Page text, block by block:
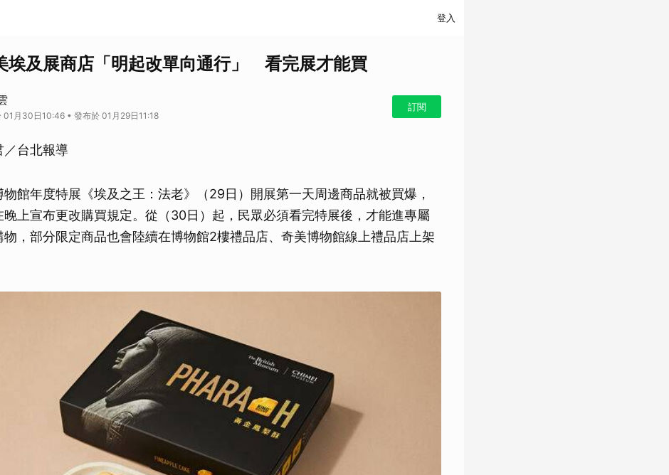
登入
埃及展商店「明起改單向通行」 看完展才能買
01月30日10:46 • 發布於 01月29日11:18
訂閱
／台北報導
物館年度特展《埃及之王：法老》（29日）開展第一天周邊商品就被買爆，
晚上宣布更改購買規定。從（30日）起，民眾必須看完特展後，才能進專屬
物，部分限定商品也會陸續在博物館2樓禮品店、奇美博物館線上禮品店上架